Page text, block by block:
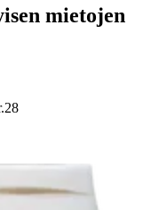
mietojen